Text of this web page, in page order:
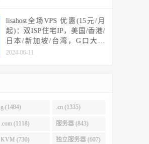
lisahost全场VPS 优惠(15元/月
起)：双ISP住宅IP，美国/香港/
日本/新加坡/台湾，G口大带
宽，高端高速线路可选
2024-06-11
g (1484) .cn (1335)
.com (1118) 服务器 (843)
KVM (730) 独立服务器 (607)